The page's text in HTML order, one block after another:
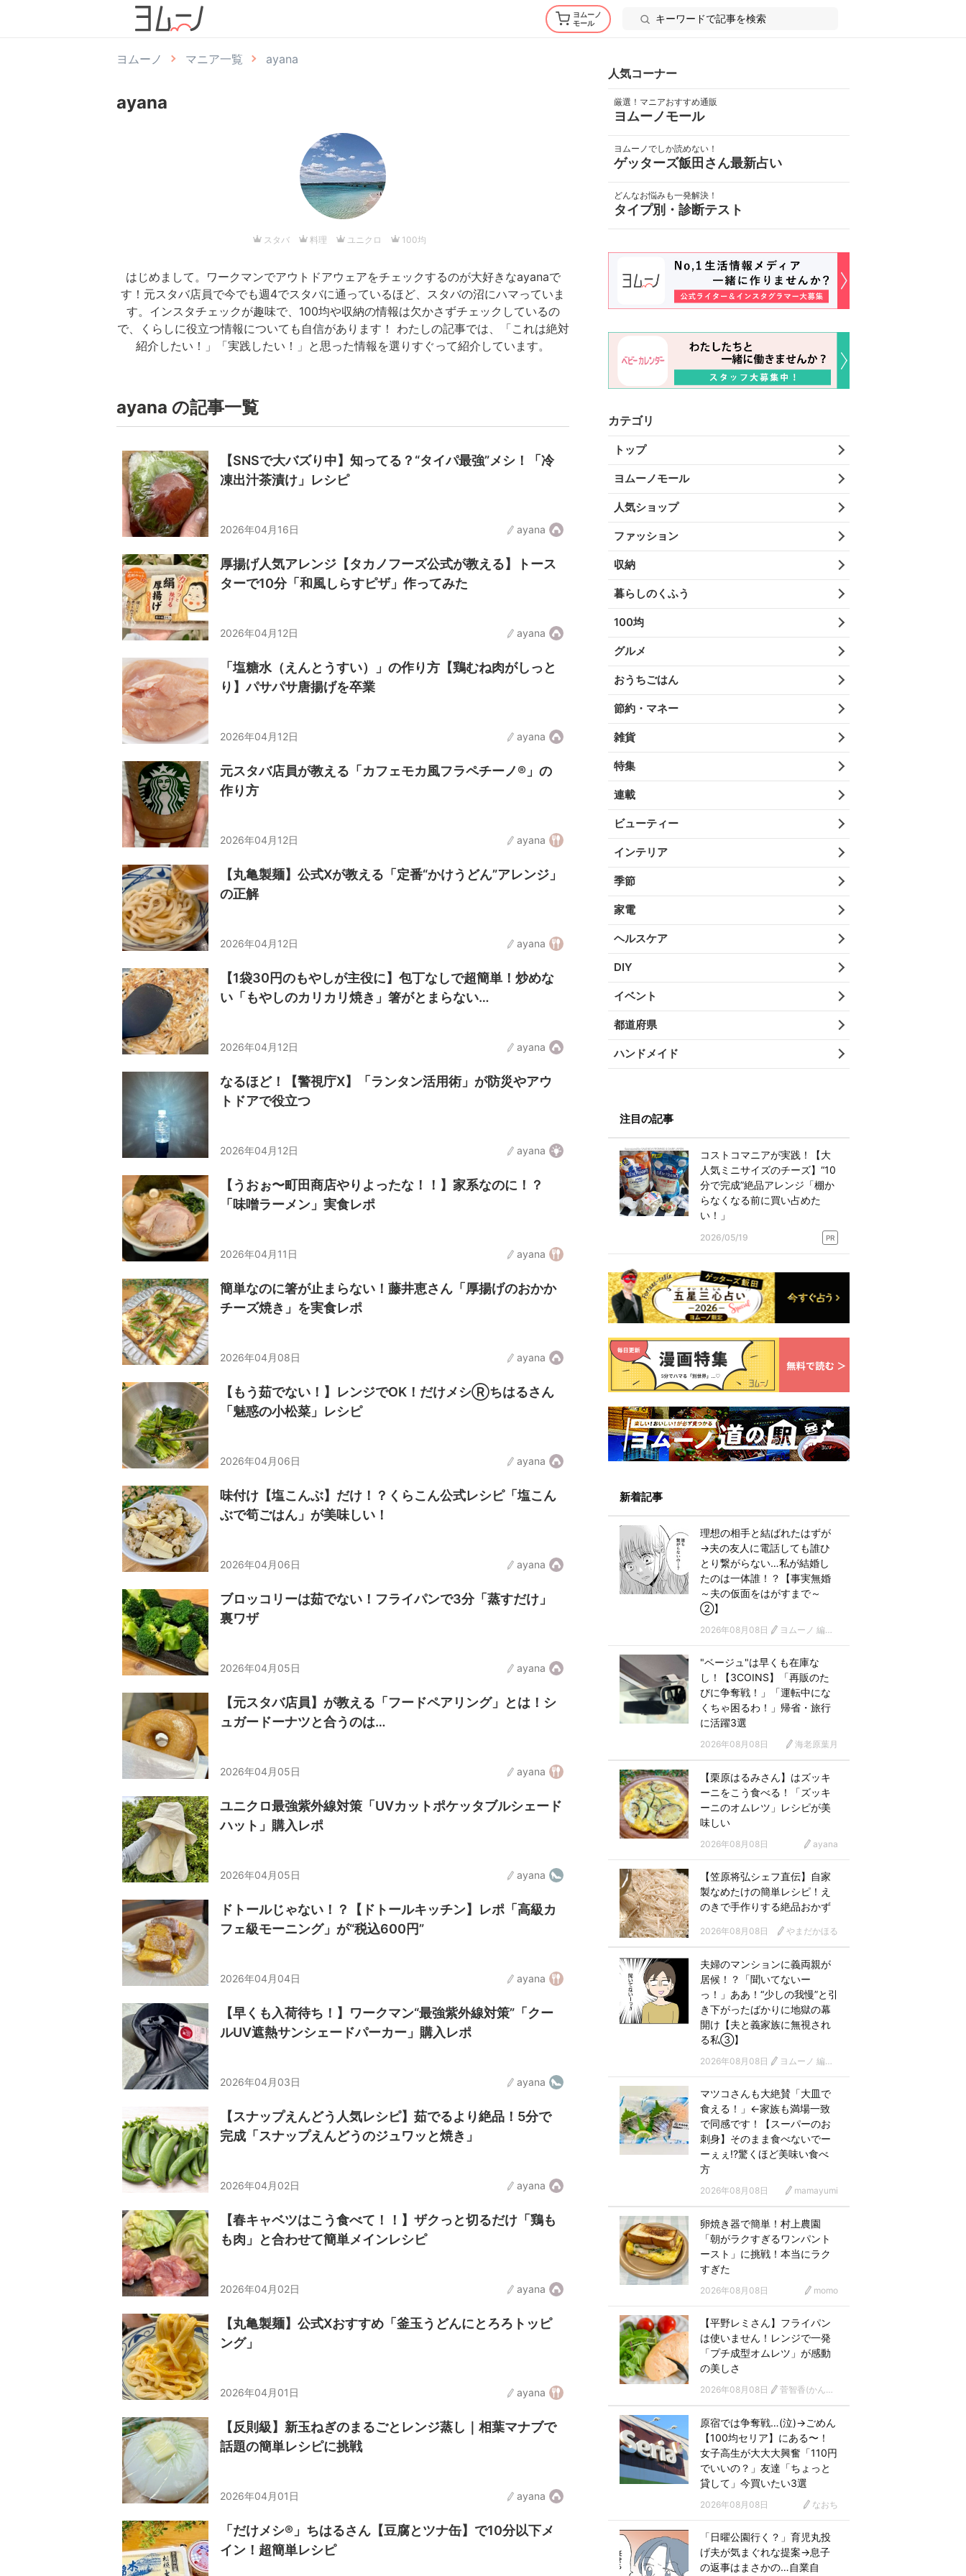
ヨムーノ
モール
ヨムーノ マニア一覧 ayana
ayana
スタバ 料理 ユニクロ 100均
はじめまして。ワークマンでアウトドアウェアをチェックするのが大好きなayanaで
す！元スタバ店員で今でも週4でスタバに通っているほど、スタバの沼にハマっていま
す。インスタチェックが趣味で、100均や収納の情報は欠かさずチェックしているの
で、くらしに役立つ情報についても自信があります！ わたしの記事では、「これは絶対
紹介したい！」「実践したい！」と思った情報を選りすぐって紹介しています。
ayana の記事一覧
【SNSで大バズり中】知ってる？“タイパ最強”メシ！「冷
凍出汁茶漬け」レシピ
2026年04月16日 ayana
厚揚げ人気アレンジ【タカノフーズ公式が教える】トース
ターで10分「和風しらすピザ」作ってみた
2026年04月12日 ayana
「塩糖水（えんとうすい）」の作り方【鶏むね肉がしっと
り】パサパサ唐揚げを卒業
2026年04月12日 ayana
元スタバ店員が教える「カフェモカ風フラペチーノ®」の
作り方
2026年04月12日 ayana
【丸亀製麺】公式Xが教える「定番“かけうどん”アレンジ」
の正解
2026年04月12日 ayana
【1袋30円のもやしが主役に】包丁なしで超簡単！炒めな
い「もやしのカリカリ焼き」箸がとまらない…
2026年04月12日 ayana
なるほど！【警視庁X】「ランタン活用術」が防災やアウ
トドアで役立つ
2026年04月12日 ayana
【うおぉ〜町田商店やりよったな！！】家系なのに！？
「味噌ラーメン」実食レポ
2026年04月11日 ayana
簡単なのに箸が止まらない！藤井恵さん「厚揚げのおかか
チーズ焼き」を実食レポ
2026年04月08日 ayana
【もう茹でない！】レンジでOK！だけメシⓇちはるさん
「魅惑の小松菜」レシピ
2026年04月06日 ayana
味付け【塩こんぶ】だけ！？くらこん公式レシピ「塩こん
ぶで筍ごはん」が美味しい！
2026年04月06日 ayana
ブロッコリーは茹でない！フライパンで3分「蒸すだけ」
裏ワザ
2026年04月05日 ayana
【元スタバ店員】が教える「フードペアリング」とは！シ
ュガードーナツと合うのは…
2026年04月05日 ayana
ユニクロ最強紫外線対策「UVカットポケッタブルシェード
ハット」購入レポ
2026年04月05日 ayana
ドトールじゃない！？【ドトールキッチン】レポ「高級カ
フェ級モーニング」が“税込600円”
2026年04月04日 ayana
【早くも入荷待ち！】ワークマン“最強紫外線対策”「クー
ルUV遮熱サンシェードパーカー」購入レポ
2026年04月03日 ayana
【スナップえんどう人気レシピ】茹でるより絶品！5分で
完成「スナップえんどうのジュワッと焼き」
2026年04月02日 ayana
【春キャベツはこう食べて！！】ザクっと切るだけ「鶏も
も肉」と合わせて簡単メインレシピ
2026年04月02日 ayana
【丸亀製麺】公式Xおすすめ「釜玉うどんにとろろトッピ
ング」
2026年04月01日 ayana
【反則級】新玉ねぎのまるごとレンジ蒸し｜相葉マナブで
話題の簡単レシピに挑戦
2026年04月01日 ayana
「だけメシ®︎」ちはるさん【豆腐とツナ缶】で10分以下メ
イン！超簡単レシピ
人気コーナー
厳選！マニアおすすめ通販
ヨムーノモール
ヨムーノでしか読めない！
ゲッターズ飯田さん最新占い
どんなお悩みも一発解決！
タイプ別・診断テスト
カテゴリ
トップ
ヨムーノモール
人気ショップ
ファッション
収納
暮らしのくふう
100均
グルメ
おうちごはん
節約・マネー
雑貨
特集
連載
ビューティー
インテリア
季節
家電
ヘルスケア
DIY
イベント
都道府県
ハンドメイド
注目の記事
コストコマニアが実践！【大
人気ミニサイズのチーズ】“10
分で完成”絶品アレンジ「棚か
らなくなる前に買い占めた
い！」
2026/05/19 PR
新着記事
理想の相手と結ばれたはずが
→夫の友人に電話しても誰ひ
とり繋がらない…私が結婚し
たのは一体誰！？【事実無婚
～夫の仮面をはがすまで～
②】
2026年08月08日 ヨムーノ 編集部 漫画チーム
"ベージュ"は早くも在庫な
し！【3COINS】「再販のた
びに争奪戦！」「運転中にな
くちゃ困るわ！」帰省・旅行
に活躍3選
2026年08月08日 海老原葉月
【栗原はるみさん】はズッキ
ーニをこう食べる！「ズッキ
ーニのオムレツ」レシピが美
味しい
2026年08月08日 ayana
【笠原将弘シェフ直伝】自家
製なめたけの簡単レシピ！え
のきで手作りする絶品おかず
2026年08月08日 やまだかほる
夫婦のマンションに義両親が
居候！？「聞いてないー
っ！」ああ！“少しの我慢”と引
き下がったばかりに地獄の幕
開け【夫と義家族に無視され
る私③】
2026年08月08日 ヨムーノ 編集部 漫画チーム
マツコさんも大絶賛「大皿で
食える！」←家族も満場一致
で同感です！【スーパーのお
刺身】そのまま食べないでー
ーぇぇ!?驚くほど美味い食べ
方
2026年08月08日 mamayumi
卵焼き器で簡単！村上農園
「朝がラクすぎるワンパント
ースト」に挑戦！本当にラク
すぎた
2026年08月08日 momo
【平野レミさん】フライパン
は使いません！レンジで一発
「プチ成型オムレツ」が感動
の美しさ
2026年08月08日 菅智香(かんともか)
原宿では争奪戦…(泣)→ごめん
【100均セリア】にある〜！
女子高生が大大大興奮「110円
でいいの？」友達「ちょっと
貸して」今買いたい3選
2026年08月08日 なおち
「日曜公園行く？」育児丸投
げ夫が気まぐれな提案→息子
の返事はまさかの…自業自